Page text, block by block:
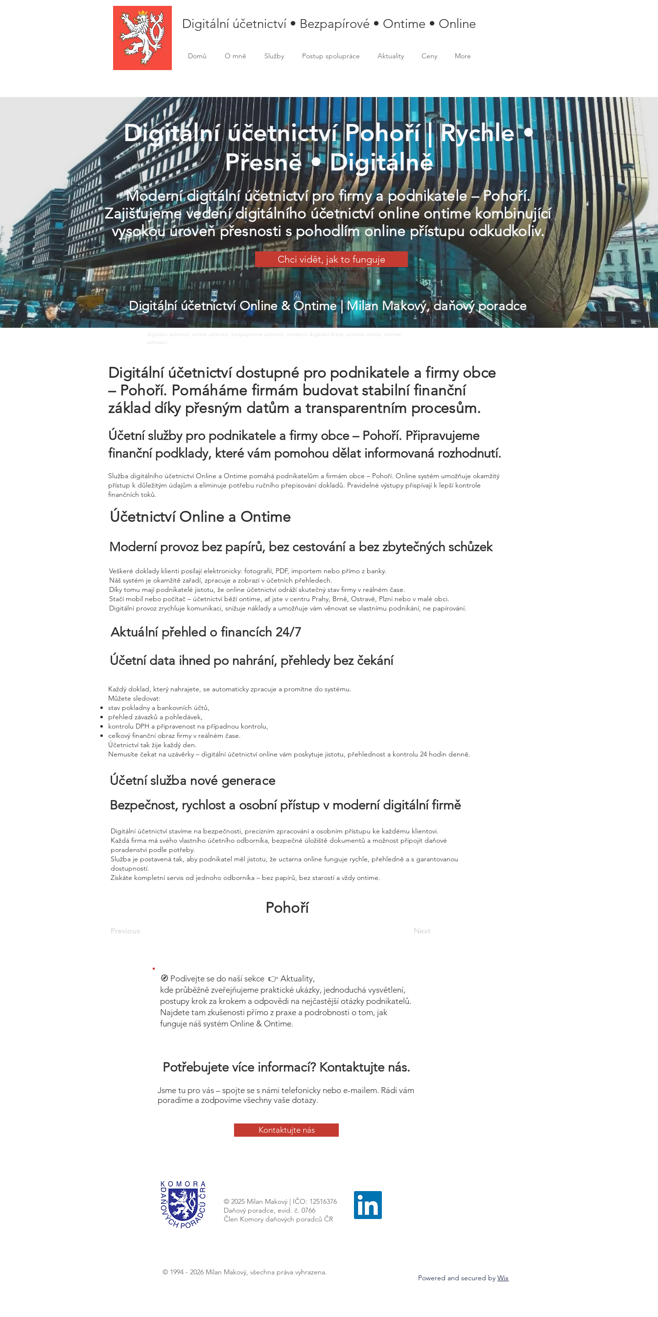
Digitální účetnictví • Bezpapírové • Ontime • Online
Domů O mně Služby Postup spolupráce Aktuality Ceny More
Digitální účetnictví Pohoří | Rychle •
Přesně • Digitálně
Moderní digitální účetnictví pro firmy a podnikatele – Pohoří.
Zajišťujeme vedení digitálního účetnictví online ontime kombinující
vysokou úroveň přesnosti s pohodlím online přístupu odkudkoliv.
Chci vidět, jak to funguje
Digitální účetnictví Online & Ontime| Milan Makový, daňový poradce
digitalni uctnictvi, online uctnictvi, bezpapirove uctnictvi, moderni digitalni firma, uctarna online, ontime
uctovani
Digitální účetnictví dostupné pro podnikatele a firmy obce
– Pohoří. Pomáháme firmám budovat stabilní finanční
základ díky přesným datům a transparentním procesům.
Účetní služby pro podnikatele a firmy obce – Pohoří. Připravujeme
finanční podklady, které vám pomohou dělat informovaná rozhodnutí.
Služba digitálního účetnictví Online a Ontime pomáhá podnikatelům a firmám obce – Pohoří. Online systém umožňuje okamžitý
přístup k důležitým údajům a eliminuje potřebu ručního přepisování dokladů. Pravidelné výstupy přispívají k lepší kontrole
finančních toků.
Účetnictví Online a Ontime
Moderní provoz bez papírů, bez cestování a bez zbytečných schůzek
Veškeré doklady klienti posílají elektronicky: fotografií, PDF, importem nebo přímo z banky.
Náš systém je okamžitě zařadí, zpracuje a zobrazí v účetních přehledech.
Díky tomu mají podnikatelé jistotu, že online účetnictví odráží skutečný stav firmy v reálném čase.
Stačí mobil nebo počítač – účetnictví běží ontime, ať jste v centru Prahy, Brně, Ostravě, Plzni nebo v malé obci.
Digitální provoz zrychluje komunikaci, snižuje náklady a umožňuje vám věnovat se vlastnímu podnikání, ne papírování.
Aktuální přehled o financích 24/7
Účetní data ihned po nahrání, přehledy bez čekání
Každý doklad, který nahrajete, se automaticky zpracuje a promítne do systému.
Můžete sledovat:
stav pokladny a bankovních účtů,
přehled závazků a pohledávek,
kontrolu DPH a připravenost na případnou kontrolu,
celkový finanční obraz firmy v reálném čase.
Účetnictví tak žije každý den.
Nemusíte čekat na uzávěrky – digitální účetnictví online vám poskytuje jistotu, přehlednost a kontrolu 24 hodin denně.
Účetní služba nové generace
Bezpečnost, rychlost a osobní přístup v moderní digitální firmě
Digitální účetnictví stavíme na bezpečnosti, precizním zpracování a osobním přístupu ke každému klientovi.
Každá firma má svého vlastního účetního odborníka, bezpečné úložiště dokumentů a možnost připojit daňové
poradenství podle potřeby.
Služba je postavená tak, aby podnikatel měl jistotu, že uctarna online funguje rychle, přehledně a s garantovanou
dostupností.
Získáte kompletní servis od jednoho odborníka – bez papírů, bez starostí a vždy ontime.
Pohoří
Previous Next
🧭 Podívejte se do naší sekce 👉 Aktuality,
kde průběžně zveřejňujeme praktické ukázky, jednoduchá vysvětlení,
postupy krok za krokem a odpovědi na nejčastější otázky podnikatelů.
Najdete tam zkušenosti přímo z praxe a podrobnosti o tom, jak
funguje náš systém Online & Ontime.
Potřebujete více informací? Kontaktujte nás.
Jsme tu pro vás – spojte se s námi telefonicky nebo e-mailem. Rádi vám
poradíme a zodpovíme všechny vaše dotazy.
Kontaktujte nás
© 2025 Milan Makový | IČO: 12516376
Daňový poradce, evid. č. 0766
Člen Komory daňových poradců ČR
© 1994 - 2026 Milan Makový, všechna práva vyhrazena.
Powered and secured by Wix